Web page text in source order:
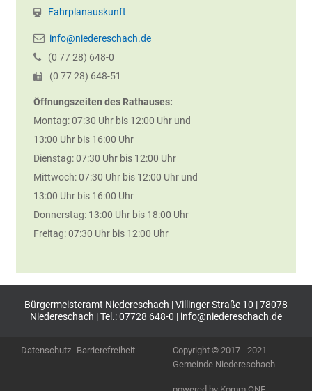
Fahrplanauskunft
info@niedereschach.de
(0 7728) 648-0
(0 7728) 648-51
Öffnungszeiten des Rathauses:
Montag: 07:30 Uhr bis 12:00 Uhr und
13:00 Uhr bis 16:00 Uhr
Dienstag: 07:30 Uhr bis 12:00 Uhr
Mittwoch: 07:30 Uhr bis 12:00 Uhr und
13:00 Uhr bis 16:00 Uhr
Donnerstag: 13:00 Uhr bis 18:00 Uhr
Freitag: 07:30 Uhr bis 12:00 Uhr
Bürgermeisteramt Niedereschach | Villinger Straße 10 | 78078
Niedereschach | Tel.: 07728 648-0 | info@niedereschach.de
Datenschutz Barrierefreiheit
Copyright © 2017 - 2021
Gemeinde Niedereschach